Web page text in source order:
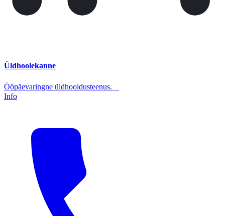
Üldhoolekanne
Ööpäevaringne üldhooldusteenus.
Info